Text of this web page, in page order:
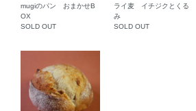
mugiのパン おまかせB
OX
SOLD OUT
ライ麦 イチジクとくる
み
SOLD OUT